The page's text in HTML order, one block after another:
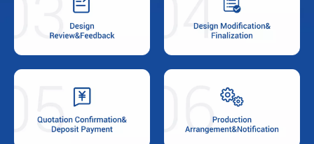
Personalizzazione e
servizio
Personalizzazione e
servizio
Personalizzazione e
servizio
Personalizzazione e
servizio